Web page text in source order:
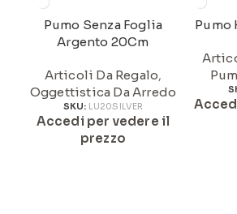
Pumo Senza Foglia
Argento 20Cm
Articoli Da Regalo,
Oggettistica Da Arredo
SKU: LU20SILVER
Accedi per vedere il
prezzo
Pumo